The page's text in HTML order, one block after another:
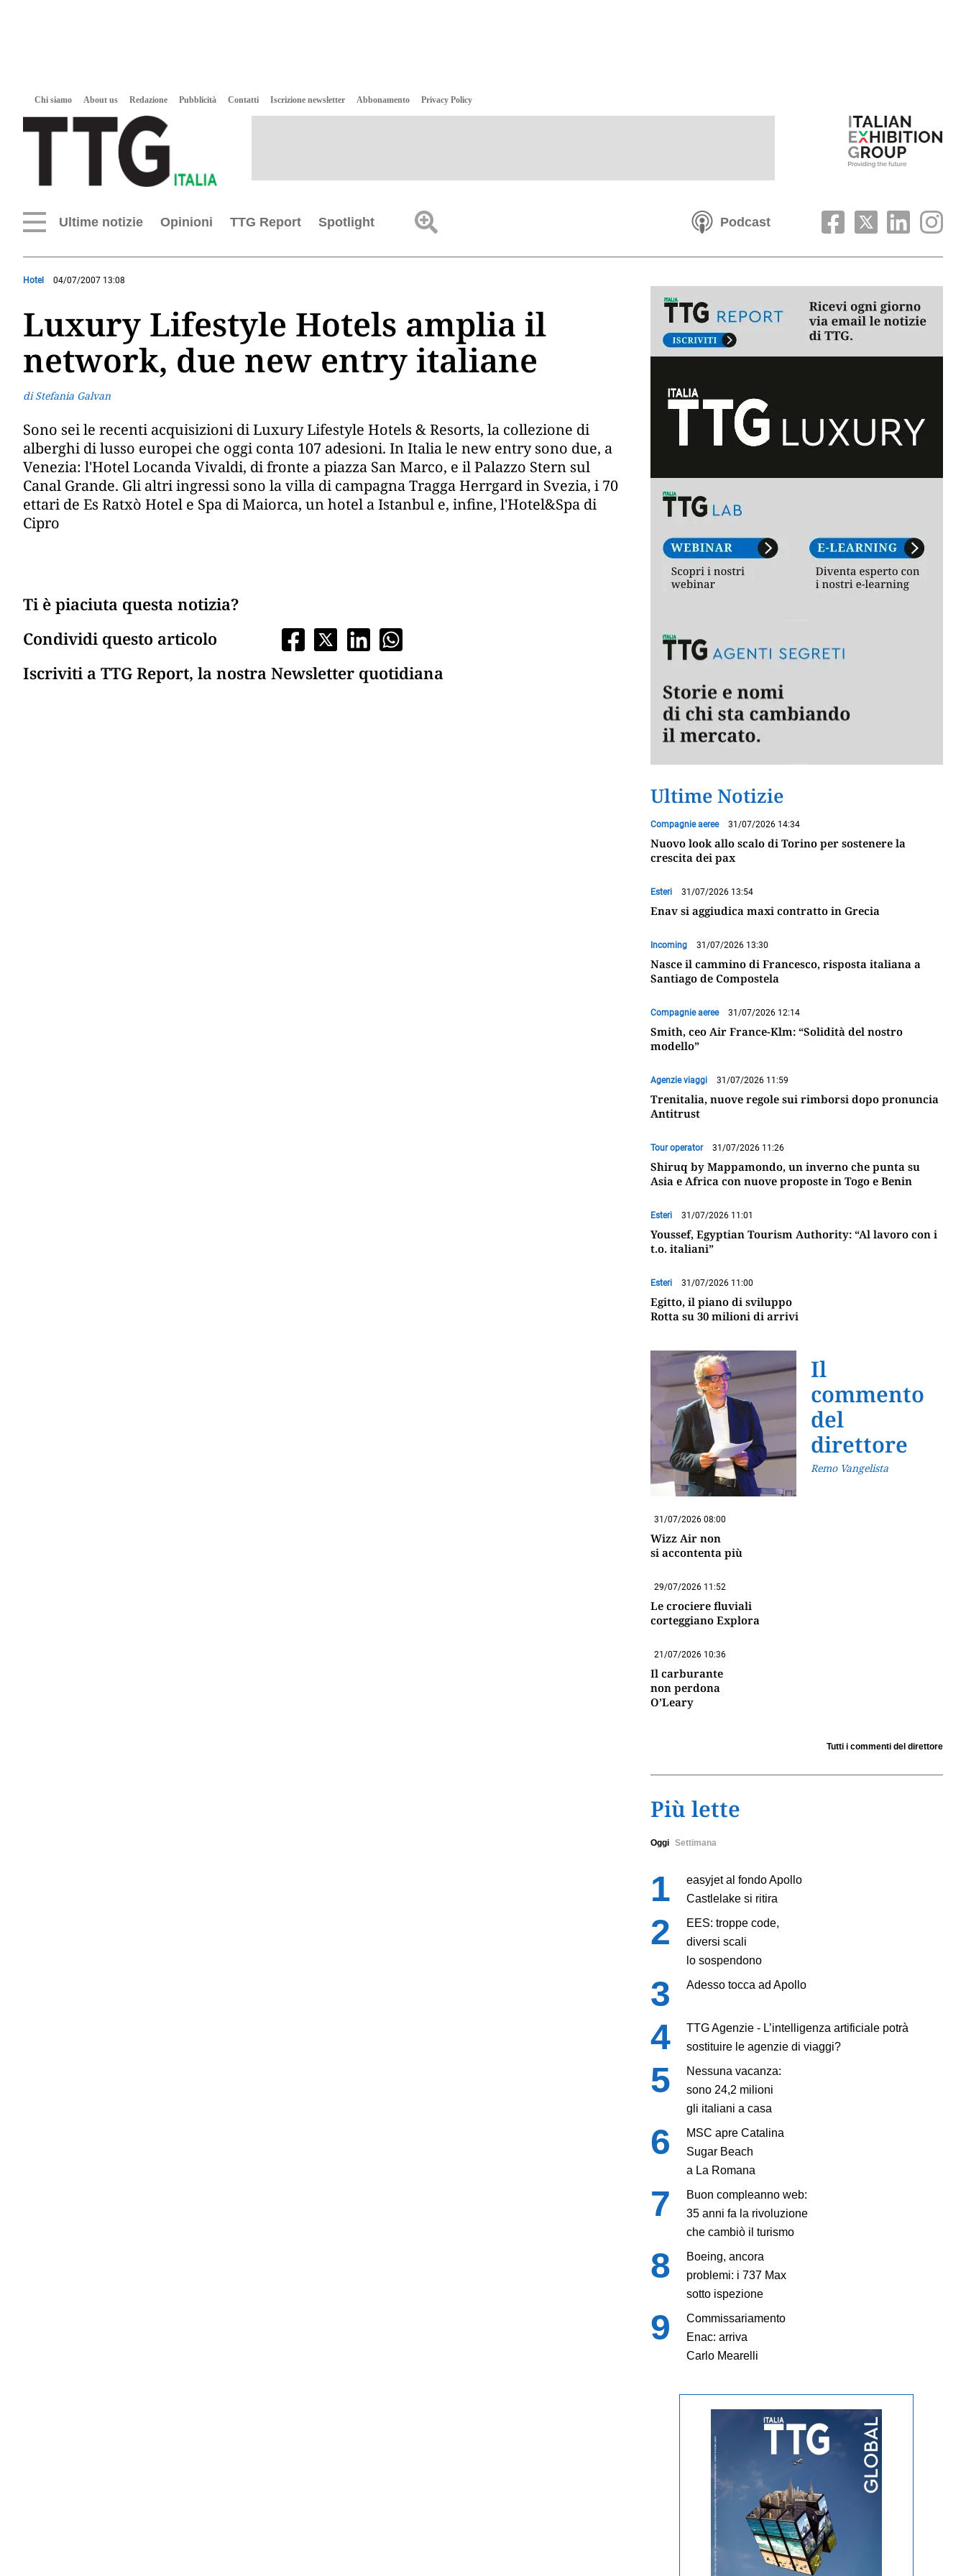
Chi siamo About us Redazione Pubblicità Contatti Iscrizione newsletter Abbonamento Privacy Policy
Ultime notizie Opinioni TTG Report Spotlight Podcast
Hotel 04/07/2007 13:08
Luxury Lifestyle Hotels amplia il
network, due new entry italiane
di Stefania Galvan
Sono sei le recenti acquisizioni di Luxury Lifestyle Hotels & Resorts, la collezione di
alberghi di lusso europei che oggi conta 107 adesioni. In Italia le new entry sono due, a
Venezia: l'Hotel Locanda Vivaldi, di fronte a piazza San Marco, e il Palazzo Stern sul
Canal Grande. Gli altri ingressi sono la villa di campagna Tragga Herrgard in Svezia, i 70
ettari de Es Ratxò Hotel e Spa di Maiorca, un hotel a Istanbul e, infine, l'Hotel&Spa di
Cipro
Ti è piaciuta questa notizia?
Condividi questo articolo
Iscriviti a TTG Report, la nostra Newsletter quotidiana
Ultime Notizie
Compagnie aeree 31/07/2026 14:34
Nuovo look allo scalo di Torino per sostenere la
crescita dei pax
Esteri 31/07/2026 13:54
Enav si aggiudica maxi contratto in Grecia
Incoming 31/07/2026 13:30
Nasce il cammino di Francesco, risposta italiana a
Santiago de Compostela
Compagnie aeree 31/07/2026 12:14
Smith, ceo Air France-Klm: “Solidità del nostro
modello”
Agenzie viaggi 31/07/2026 11:59
Trenitalia, nuove regole sui rimborsi dopo pronuncia
Antitrust
Tour operator 31/07/2026 11:26
Shiruq by Mappamondo, un inverno che punta su
Asia e Africa con nuove proposte in Togo e Benin
Esteri 31/07/2026 11:01
Youssef, Egyptian Tourism Authority: “Al lavoro con i
t.o. italiani”
Esteri 31/07/2026 11:00
Egitto, il piano di sviluppo
Rotta su 30 milioni di arrivi
Il
commento
del
direttore
Remo Vangelista
31/07/2026 08:00
Wizz Air non
si accontenta più
29/07/2026 11:52
Le crociere fluviali
corteggiano Explora
21/07/2026 10:36
Il carburante
non perdona
O’Leary
Tutti i commenti del direttore
Più lette
Oggi Settimana
easyjet al fondo Apollo
Castlelake si ritira
EES: troppe code,
diversi scali
lo sospendono
Adesso tocca ad Apollo
TTG Agenzie - L’intelligenza artificiale potrà
sostituire le agenzie di viaggi?
Nessuna vacanza:
sono 24,2 milioni
gli italiani a casa
MSC apre Catalina
Sugar Beach
a La Romana
Buon compleanno web:
35 anni fa la rivoluzione
che cambiò il turismo
Boeing, ancora
problemi: i 737 Max
sotto ispezione
Commissariamento
Enac: arriva
Carlo Mearelli